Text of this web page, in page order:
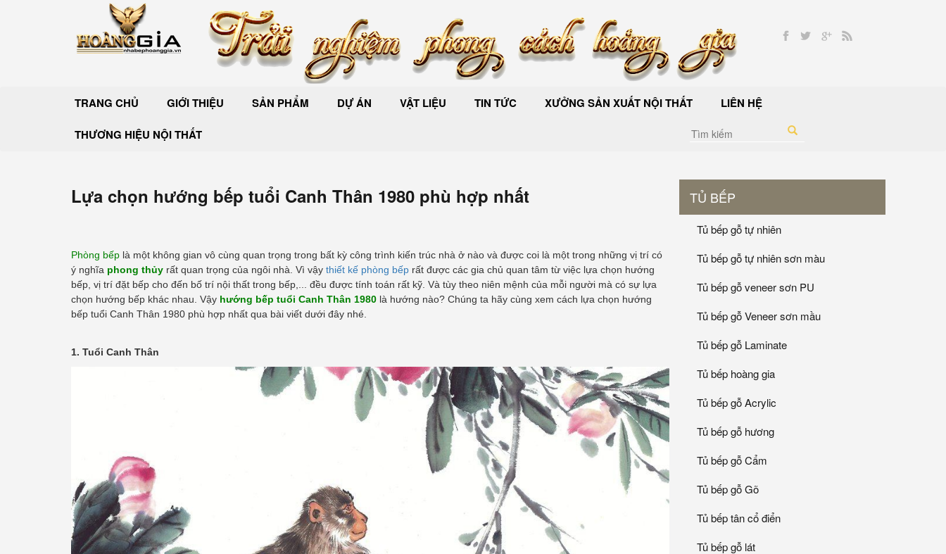
TRANG CHỦ GIỚI THIỆU SẢN PHẨM DỰ ÁN VẬT LIỆU TIN TỨC XƯỞNG SẢN XUẤT NỘI THẤT LIÊN HỆ
THƯƠNG HIỆU NỘI THẤT
Lựa chọn hướng bếp tuổi Canh Thân 1980 phù hợp nhất
Phòng bếp là một không gian vô cùng quan trọng trong bất kỳ công trình kiến trúc nhà ở nào và được coi là một trong những vị trí có
ý nghĩa phong thủy rất quan trọng của ngôi nhà. Vì vậy thiết kế phòng bếp rất được các gia chủ quan tâm từ việc lựa chọn hướng
bếp, vị trí đặt bếp cho đến bố trí nội thất trong bếp,... đều được tính toán rất kỹ. Và tùy theo niên mệnh của mỗi người mà có sự lựa
chọn hướng bếp khác nhau. Vậy hướng bếp tuổi Canh Thân 1980 là hướng nào? Chúng ta hãy cùng xem cách lựa chọn hướng
bếp tuổi Canh Thân 1980 phù hợp nhất qua bài viết dưới đây nhé.
1. Tuổi Canh Thân
TỦ BẾP
Tủ bếp gỗ tự nhiên
Tủ bếp gỗ tự nhiên sơn màu
Tủ bếp gỗ veneer sơn PU
Tủ bếp gỗ Veneer sơn mầu
Tủ bếp gỗ Laminate
Tủ bếp hoàng gia
Tủ bếp gỗ Acrylic
Tủ bếp gỗ hương
Tủ bếp gỗ Cẩm
Tủ bếp gỗ Gõ
Tủ bếp tân cổ điển
Tủ bếp gỗ lát